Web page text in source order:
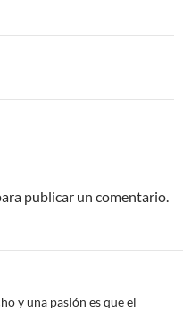
publicar un comentario.
y una pasión es que el